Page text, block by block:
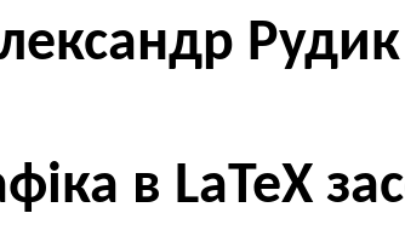
Рудик
в LaTeX